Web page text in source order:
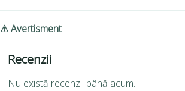
⚠ Avertisment
Recenzii
Nu există recenzii până acum.